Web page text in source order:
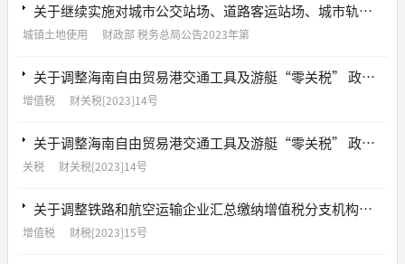
关于继续实施对城市公交站场、道路客运站场、城市轨道交通系统减免城镇土地使用税优惠政策的公告
城镇土地使用 财政部 税务总局公告2023年第
关于调整海南自由贸易港交通工具及游艇“零关税” 政策的通知
增值税 财关税[2023]14号
关于调整海南自由贸易港交通工具及游艇“零关税” 政策的通知
关税 财关税[2023]14号
关于调整铁路和航空运输企业汇总缴纳增值税分支机构名单的通知
增值税 财税[2023]15号